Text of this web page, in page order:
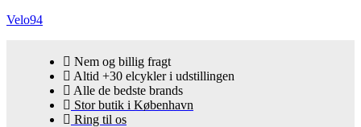
Velo94
Nem og billig fragt
Altid +30 elcykler i udstillingen
Alle de bedste brands
Stor butik i København
Ring til os